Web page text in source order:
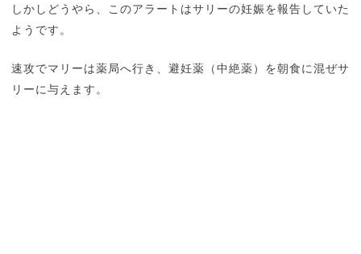
しかしどうやら、このアラートはサリーの妊娠を報告していた
ようです。
速攻でマリーは薬局へ行き、避妊薬（中絶薬）を朝食に混ぜサ
リーに与えます。